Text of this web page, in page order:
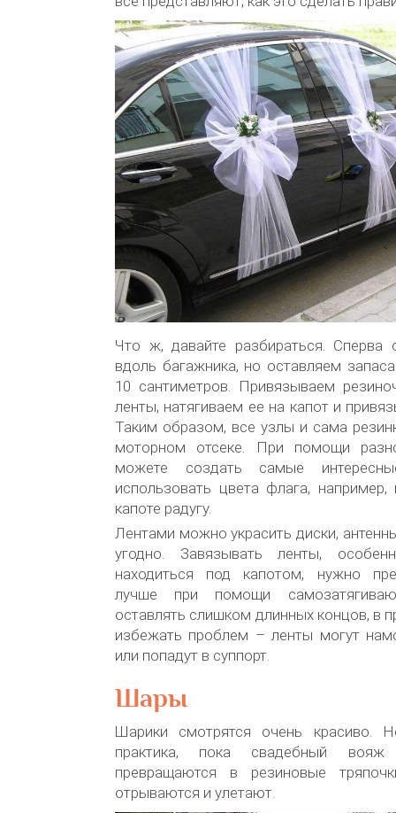
Что ж, давайте разбираться. Сперва
вдоль багажника, но оставляем
10 сантиметров. Привязываем
ленты, натягиваем ее на капот и
Таким образом, все узлы и сама
моторном отсеке. При помощи
можете создать самые
использовать цвета флага,
капоте радугу.
Лентами можно украсить диски,
угодно. Завязывать ленты,
находиться под капотом, нужно
лучше при помощи
оставлять слишком длинных концов, в
избежать проблем – ленты могут
или попадут в суппорт.
Шары
Шарики смотрятся очень красиво.
практика, пока свадебный вояж
превращаются в резиновые
отрываются и улетают.